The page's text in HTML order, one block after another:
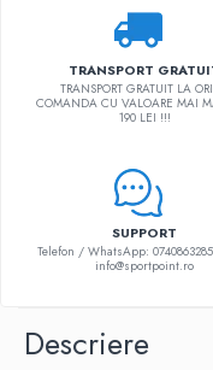
TRANSPORT
TRANSPORT GRATUIT LA
COMANDA CU VALOARE MAI
190 LEI !!!
SUPPORT
Telefon / WhatsApp:
info@sportpoint.ro
Descriere